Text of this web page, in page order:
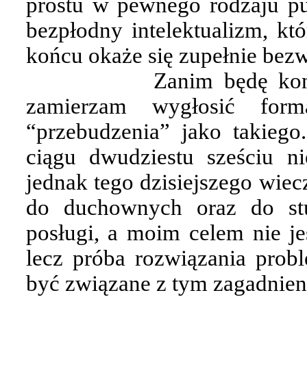
bezpłodny intelektualizm,
końcu okaże się zupełnie
Zanim będę
zamierzam wygłosić
“przebudzenia” jako
ciągu dwudziestu sześciu
jednak tego dzisiejszego
do duchownych oraz do
posługi, a moim celem nie
lecz próba rozwiązania
być związane z tym